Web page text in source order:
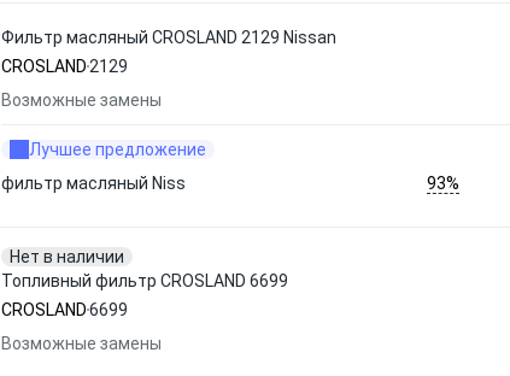
Фильтр масляный CROSLAND 2129 Nissan
CROSLAND 2129
Возможные замены
Лучшее предложение
фильтр масляный Niss
93%
Нет в наличии
Топливный фильтр CROSLAND 6699
CROSLAND6699
Возможные замены